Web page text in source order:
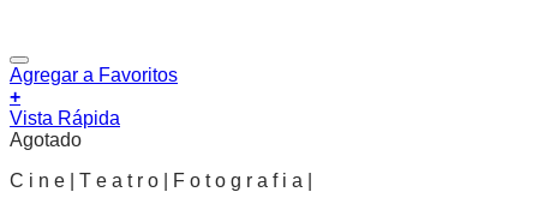
Agregar a Favoritos
+
Vista Rápida
Agotado
C i n e | T e a t r o | F o t o g r a f i a |